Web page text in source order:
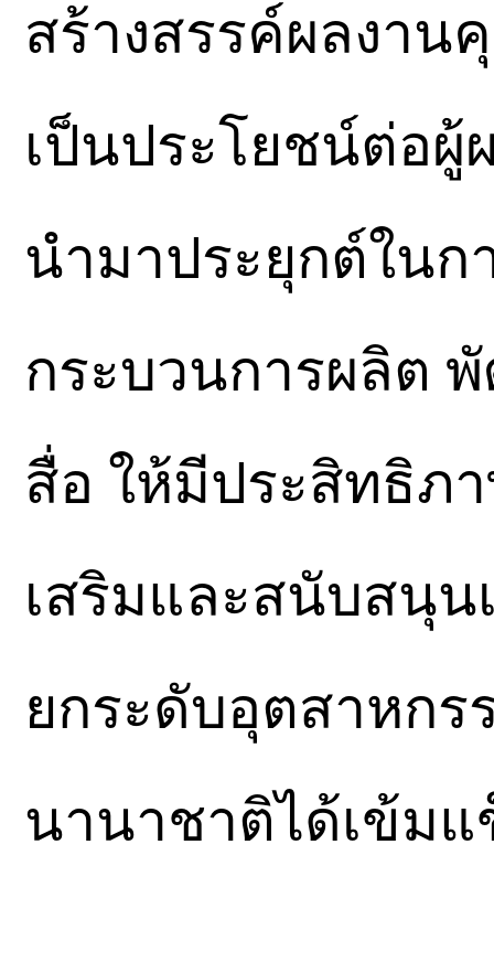
สร้างสรรค์ผลงา
เป็นประโยชน์ต่อผู้
นำมาประยุกต์ใน
กระบวนการผลิต
สื่อ ให้มีประสิทธิภ
เสริมและสนับสนุน
ยกระดับอุตสาหกร
นานาชาติได้เข้ม